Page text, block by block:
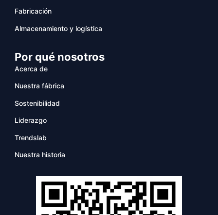
Fabricación
Almacenamiento y logística
Por qué nosotros
Acerca de
Nuestra fábrica
Sostenibilidad
Liderazgo
Trendslab
Nuestra historia